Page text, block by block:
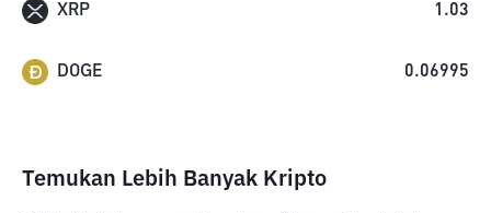
XRP 1.03
DOGE 0.06995
Temukan Lebih Banyak Kripto